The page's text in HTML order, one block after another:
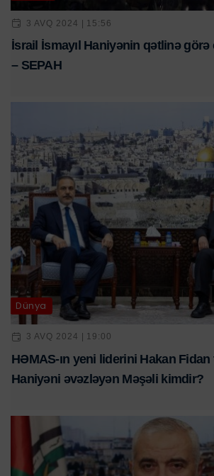
3 AVQ 2024 | 15:56
İsrail İsmayıl Haniyənin qətlinə görə
– SEPAH
Dünya
3 AVQ 2024 | 19:00
HƏMAS-ın yeni liderini Hakan
Haniyəni əvəzləyən Məşəli kimdir?